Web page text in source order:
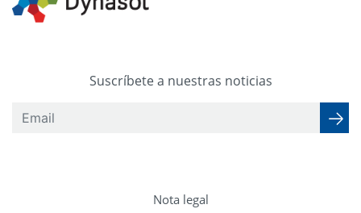
Suscríbete a nuestras noticias
Nota legal